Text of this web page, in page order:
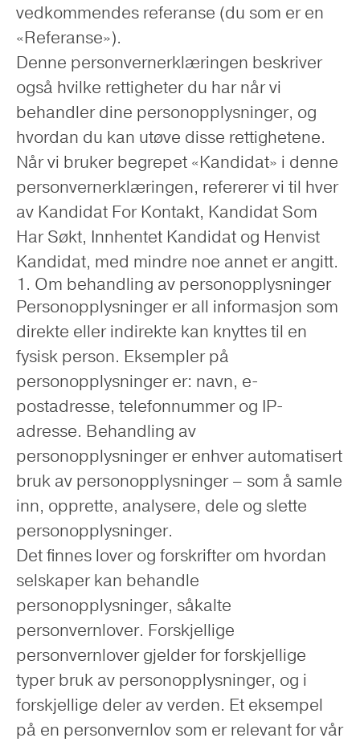
vedkommendes referanse (du som er en
«Referanse»).
Denne personvernerklæringen beskriver
også hvilke rettigheter du har når vi
behandler dine personopplysninger, og
hvordan du kan utøve disse rettighetene.
Når vi bruker begrepet «Kandidat» i denne
personvernerklæringen, refererer vi til hver
av Kandidat For Kontakt, Kandidat Som
Har Søkt, Innhentet Kandidat og Henvist
Kandidat, med mindre noe annet er angitt.
1. Om behandling av personopplysninger
Personopplysninger er all informasjon som
direkte eller indirekte kan knyttes til en
fysisk person. Eksempler på
personopplysninger er: navn, e-
postadresse, telefonnummer og IP-
adresse. Behandling av
personopplysninger er enhver automatisert
bruk av personopplysninger – som å samle
inn, opprette, analysere, dele og slette
personopplysninger.
Det finnes lover og forskrifter om hvordan
selskaper kan behandle
personopplysninger, såkalte
personvernlover. Forskjellige
personvernlover gjelder for forskjellige
typer bruk av personopplysninger, og i
forskjellige deler av verden. Et eksempel
på en personvernlov som er relevant for vår